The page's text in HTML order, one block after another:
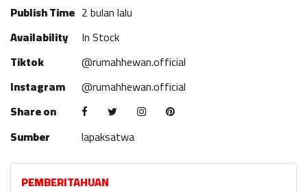
Publish Time 2 bulan lalu
Availability
In Stock
Tiktok
@rumahhewan.official
Instagram
@rumahhewan.official
Share on
Sumber
lapaksatwa
PEMBERITAHUAN